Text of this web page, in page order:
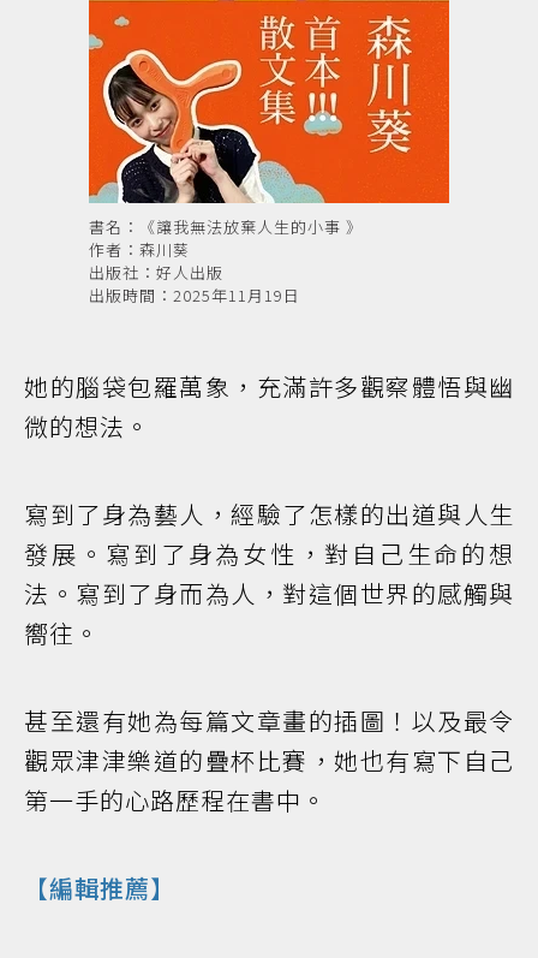
書名：《讓我無法放棄人生的小事 》
作者：森川葵
出版社：好人出版
出版時間：2025年11月19日
她的腦袋包羅萬象，充滿許多觀察體悟與幽
微的想法。
寫到了身為藝人，經驗了怎樣的出道與人生
發展。寫到了身為女性，對自己生命的想
法。寫到了身而為人，對這個世界的感觸與
嚮往。
甚至還有她為每篇文章畫的插圖！以及最令
觀眾津津樂道的疊杯比賽，她也有寫下自己
第一手的心路歷程在書中。
【編輯推薦】